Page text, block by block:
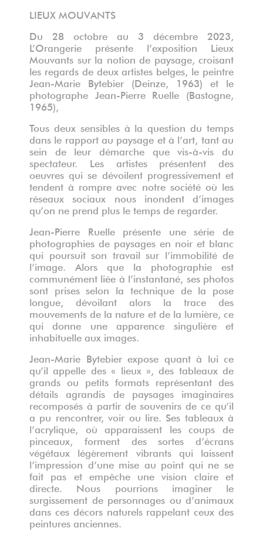
LIEUX MOUVANTS
Du 28 octobre au 3 décembre 2023,
L’Orangerie présente l’exposition Lieux
Mouvants sur la notion de paysage, croisant
les regards de deux artistes belges, le peintre
Jean-Marie Bytebier (Deinze, 1963) et le
photographe Jean-Pierre Ruelle (Bastogne,
1965),
Tous deux sensibles à la question du temps
dans le rapport au paysage et à l’art, tant au
sein de leur démarche que vis-à-vis du
spectateur. Les artistes présentent des
oeuvres qui se dévoilent progressivement et
tendent à rompre avec notre société où les
réseaux sociaux nous inondent d’images
qu’on ne prend plus le temps de regarder.
Jean-Pierre Ruelle présente une série de
photographies de paysages en noir et blanc
qui poursuit son travail sur l’immobilité de
l’image. Alors que la photographie est
communément liée à l’instantané, ses photos
sont prises selon la technique de la pose
longue, dévoilant alors la trace des
mouvements de la nature et de la lumière, ce
qui donne une apparence singulière et
inhabituelle aux images.
Jean-Marie Bytebier expose quant à lui ce
qu’il appelle des « lieux », des tableaux de
grands ou petits formats représentant des
détails agrandis de paysages imaginaires
recomposés à partir de souvenirs de ce qu’il
a pu rencontrer, voir ou lire. Ses tableaux à
l’acrylique, où apparaissent les coups de
pinceaux, forment des sortes d’écrans
végétaux légèrement vibrants qui laissent
l’impression d’une mise au point qui ne se
fait pas et empêche une vision claire et
directe. Nous pourrions imaginer le
surgissement de personnages ou d’animaux
dans ces décors naturels rappelant ceux des
peintures anciennes.